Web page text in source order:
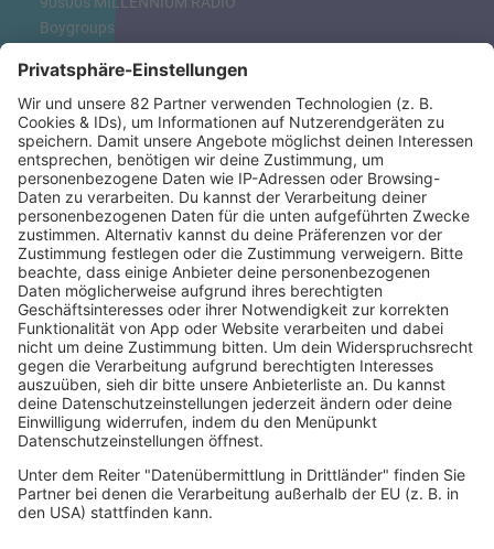
Boygroups
Clubhits
Dinnerparty
Eurodance
Grunge
Hiphop & Rap
Hiphop deutsch
House
Ibiza
Loveparade
Lovesongs
Mayday
Rave
Reggae
RnB Ballads
Rock
Soul & RnB
Techno